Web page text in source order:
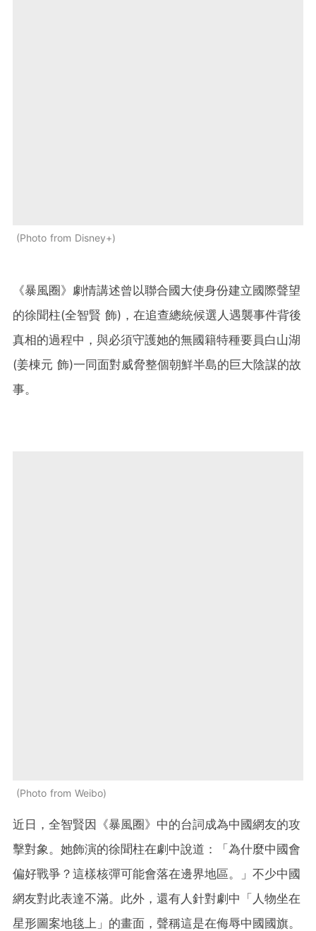
Photo from Disney+
《暴風圈》劇情講述曾以聯合國大使身份建立國際聲望
的徐聞柱(全智賢 飾)，在追查總統候選人遇襲事件背後
真相的過程中，與必須守護她的無國籍特種要員白山湖
(姜棟元 飾)一同面對威脅整個朝鮮半島的巨大陰謀的故
事。
Photo from Weibo
近日，全智賢因《暴風圈》中的台詞成為中國網友的攻
擊對象。她飾演的徐聞柱在劇中說道：「為什麼中國會
偏好戰爭？這樣核彈可能會落在邊界地區。」不少中國
網友對此表達不滿。此外，還有人針對劇中「人物坐在
星形圖案地毯上」的畫面，聲稱這是在侮辱中國國旗。